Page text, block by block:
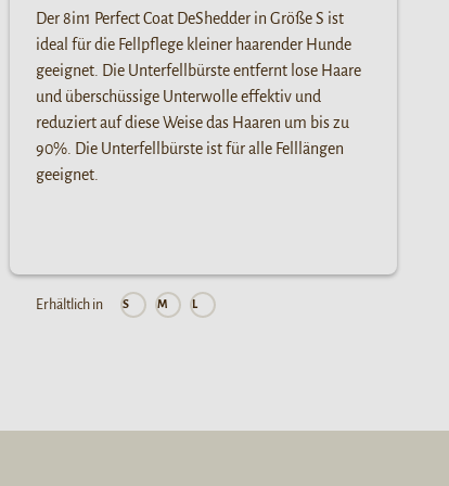
Der 8in1 Perfect Coat DeShedder in Größe S ist
ideal für die Fellpflege kleiner haarender Hunde
geeignet. Die Unterfellbürste entfernt lose Haare
und überschüssige Unterwolle effektiv und
reduziert auf diese Weise das Haaren um bis zu
90%. Die Unterfellbürste ist für alle Felllängen
geeignet.
Erhältlich in S M L